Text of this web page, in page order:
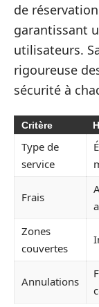
de
garantissant
utilisateurs.
rigoureuse
sécurité à
Critère
Type de
service
Frais
Zones
couvertes
Annulations